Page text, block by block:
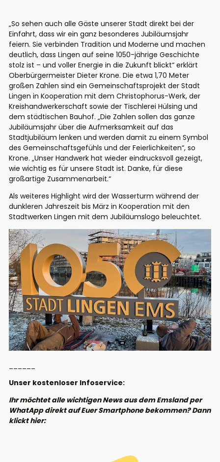
„So sehen auch alle Gäste unserer Stadt direkt bei der
Einfahrt, dass wir ein ganz besonderes Jubiläumsjahr
feiern. Sie verbinden Tradition und Moderne und machen
deutlich, dass Lingen auf seine 1050-jährige Geschichte
stolz ist – und voller Energie in die Zukunft blickt“ erklärt
Oberbürgermeister Dieter Krone. Die etwa 1,70 Meter
großen Zahlen sind ein Gemeinschaftsprojekt der Stadt
Lingen in Kooperation mit dem Christophorus-Werk, der
Kreishandwerkerschaft sowie der Tischlerei Hülsing und
dem städtischen Bauhof. „Die Zahlen sollen das ganze
Jubiläumsjahr über die Aufmerksamkeit auf das
Stadtjubiläum lenken und werden damit zu einem Symbol
des Gemeinschaftsgefühls und der Feierlichkeiten“, so
Krone. „Unser Handwerk hat wieder eindrucksvoll gezeigt,
wie wichtig es für unsere Stadt ist. Danke, für diese
großartige Zusammenarbeit.“
Als weiteres Highlight wird der Wasserturm während der
dunkleren Jahreszeit bis März in Kooperation mit den
Stadtwerken Lingen mit dem Jubiläumslogo beleuchtet.
Unser kostenloser Infoservice:
Ihr möchtet alle wichtigen News aus dem Emsland per
WhatApp direkt auf Euer Smartphone bekommen? Dann
klickt hier: